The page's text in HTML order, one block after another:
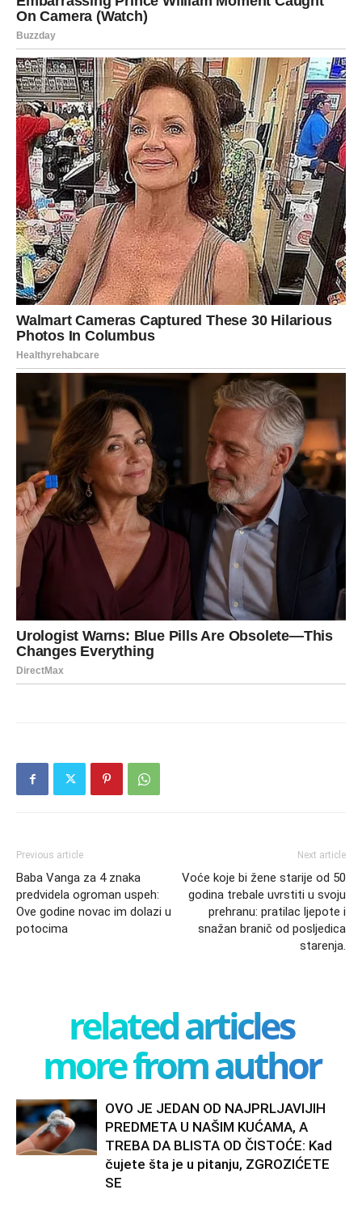
Previous article
Baba Vanga za 4 znaka
predvidela ogroman uspeh:
Ove godine novac im dolazi u
potocima
Next article
Voće koje bi žene starije od 50
godina trebale uvrstiti u svoju
prehranu: pratilac ljepote i
snažan branič od posljedica
starenja.
related articles
more from author
OVO JE JEDAN OD NAJPRLJAVIJIH
PREDMETA U NAŠIM KUĆAMA, A
TREBA DA BLISTA OD ČISTOĆE: Kad
čujete šta je u pitanju, ZGROZIĆETE
SE